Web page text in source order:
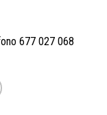
677 027 068